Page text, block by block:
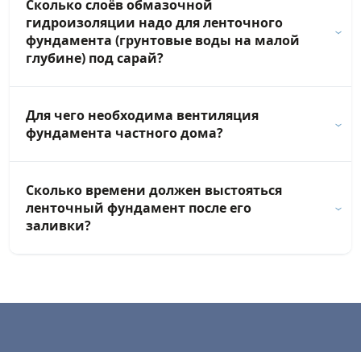
Сколько слоёв обмазочной
гидроизоляции надо для ленточного
фундамента (грунтовые воды на малой
глубине) под сарай?
Для чего необходима вентиляция
фундамента частного дома?
Сколько времени должен выстояться
ленточный фундамент после его
заливки?